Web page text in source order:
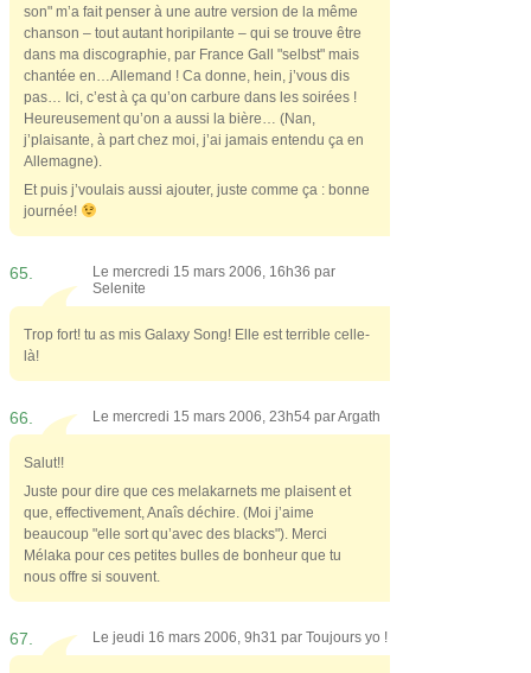
son" m’a fait penser à une autre version de la même
chanson – tout autant horipilante – qui se trouve être
dans ma discographie, par France Gall "selbst" mais
chantée en…Allemand ! Ca donne, hein, j’vous dis
pas… Ici, c’est à ça qu’on carbure dans les soirées !
Heureusement qu’on a aussi la bière… (Nan,
j’plaisante, à part chez moi, j’ai jamais entendu ça en
Allemagne).
Et puis j’voulais aussi ajouter, juste comme ça : bonne
journée!
65.
Le mercredi 15 mars 2006, 16h36 par
Selenite
Trop fort! tu as mis Galaxy Song! Elle est terrible celle-
là!
66. Le mercredi 15 mars 2006, 23h54 parArgath
Salut!!
Juste pour dire que ces melakarnets me plaisent et
que, effectivement, Anaîs déchire. (Moi j’aime
beaucoup "elle sort qu’avec des blacks"). Merci
Mélaka pour ces petites bulles de bonheur que tu
nous offre si souvent.
67. Le jeudi 16 mars 2006, 9h31 par Toujours yo !